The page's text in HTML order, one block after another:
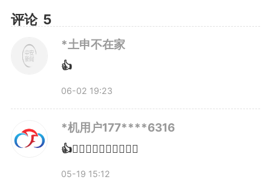
排列整齐，从设备终端鱼贯而出。
“竹吸管泡不软、摔不破，用
完后可以自然降解。”鸿叶集团负
责人殷明亮告诉记者，这看似简单
的一根吸管，背后有着持续数年的
技术攻关做支撑。防霉、耐热、降
评论 5
*土申不在家
👍
06-02 19:23
*机用户177****6316
👍👍🏻👍🏼👍🏽👍🏾👍🏿
05-19 15:12